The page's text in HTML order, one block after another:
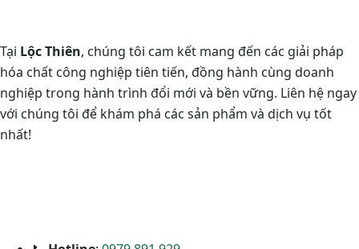
Tại Lộc Thiên, chúng tôi cam kết mang đến các giải pháp
hóa chất công nghiệp tiên tiến, đồng hành cùng doanh
nghiệp trong hành trình đổi mới và bền vững. Liên hệ ngay
với chúng tôi để khám phá các sản phẩm và dịch vụ tốt
nhất!